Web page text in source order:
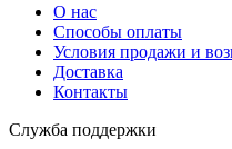
О нас
Способы оплаты
Условия продажи и
Доставка
Контакты
Служба поддержки